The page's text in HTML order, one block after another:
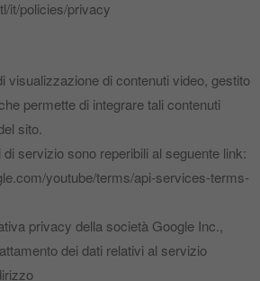
it/policies/privacy
visualizzazione di contenuti video, gestito
permette di integrare tali contenuti
sito.
servizio sono reperibili al seguente link:
youtube/terms/api‐services‐terms‐
privacy della società Google Inc.,
dei dati relativi al servizio